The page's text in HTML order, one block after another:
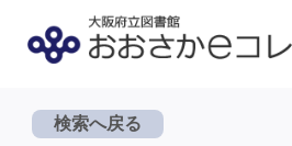
検索へ戻る